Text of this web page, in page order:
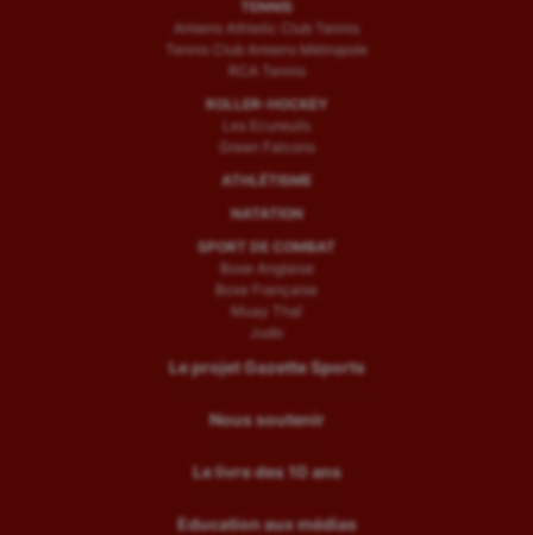
TENNIS
Amiens Athletic Club Tennis
Tennis Club Amiens Métropole
RCA Tennis
ROLLER-HOCKEY
Les Ecureuils
Green Falcons
ATHLÉTISME
NATATION
SPORT DE COMBAT
Boxe Anglaise
Boxe Française
Muay Thaï
Judo
Le projet Gazette Sports
Nous soutenir
Le livre des 10 ans
Education aux médias